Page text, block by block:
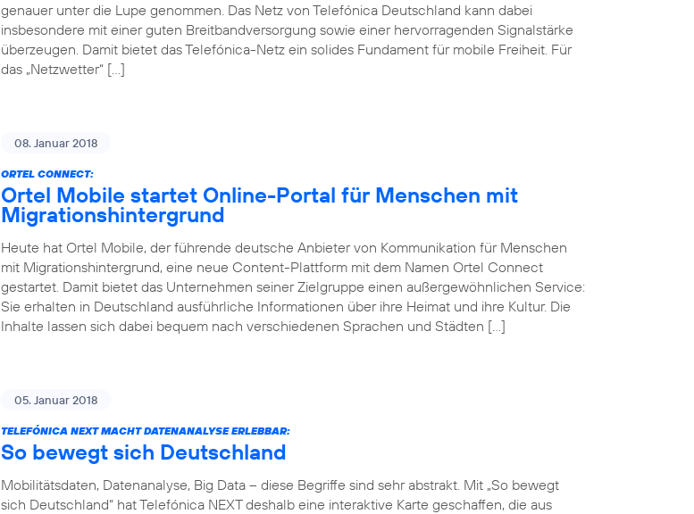
genauer unter die Lupe genommen. Das Netz von Telefónica Deutschland kann dabei
insbesondere mit einer guten Breitbandversorgung sowie einer hervorragenden Signalstärke
überzeugen. Damit bietet das Telefónica-Netz ein solides Fundament für mobile Freiheit. Für
das „Netzwetter“ […]
08. Januar 2018
ORTEL CONNECT:
Ortel Mobile startet Online-Portal für Menschen mit
Migrationshintergrund
Heute hat Ortel Mobile, der führende deutsche Anbieter von Kommunikation für Menschen
mit Migrationshintergrund, eine neue Content-Plattform mit dem Namen Ortel Connect
gestartet. Damit bietet das Unternehmen seiner Zielgruppe einen außergewöhnlichen Service:
Sie erhalten in Deutschland ausführliche Informationen über ihre Heimat und ihre Kultur. Die
Inhalte lassen sich dabei bequem nach verschiedenen Sprachen und Städten […]
05. Januar 2018
TELEFÓNICA NEXT MACHT DATENANALYSE ERLEBBAR:
So bewegt sich Deutschland
Mobilitätsdaten, Datenanalyse, Big Data – diese Begriffe sind sehr abstrakt. Mit „So bewegt
sich Deutschland“ hat Telefónica NEXT deshalb eine interaktive Karte geschaffen, die aus